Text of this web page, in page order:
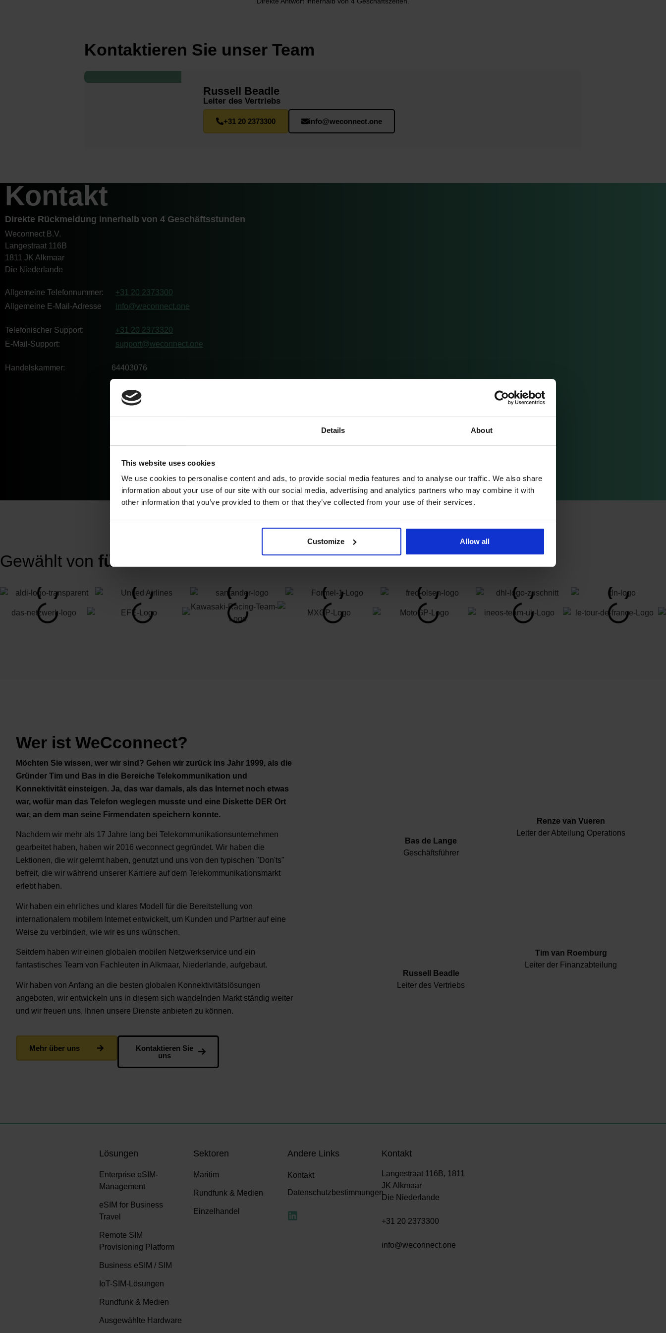
Details About
This website uses cookies
We use cookies to personalise content and ads, to provide social media features and to analyse our traffic. We also share
information about your use of our site with our social media, advertising and analytics partners who may combine it with
other information that you’ve provided to them or that they’ve collected from your use of their services.
Customize Allow all
Kontaktieren Sie unser Team
Russell Beadle
Leiter des Vertriebs
+31 20 2373300 info@weconnect.one
Kontakt
Direkte Rückmeldung innerhalb von 4 Geschäfts­stunden
Weconnect B.V.
Langestraat 116B
1811 JK Alkmaar
Die Niederlande
Allgemeine Telefonnummer:
+31 20 2373300
Allgemeine E-Mail-Adresse
info@weconnect.one
Telefonischer Support:
+31 20 2373320
E-Mail-Support:
support@weconnect.one
Handelskammer: 64403076
Gewählt von führenden Unternehmen
Wer ist WeCconnect?
Möchten Sie wissen, wer wir sind? Gehen wir zurück ins Jahr 1999, als die
Gründer Tim und Bas in die Bereiche Telekommunikation und
Konnektivität einsteigen. Ja, das war damals, als das Internet noch etwas
war, wofür man das Telefon weglegen musste und eine Diskette DER Ort
war, an dem man seine Firmendaten speichern konnte.
Nachdem wir mehr als 17 Jahre lang bei Telekommunikationsunternehmen
gearbeitet haben, haben wir 2016 weconnect gegründet. Wir haben die
Lektionen, die wir gelernt haben, genutzt und uns von den typischen "Don'ts"
befreit, die wir während unserer Karriere auf dem Telekommunikationsmarkt
erlebt haben.
Wir haben ein ehrliches und klares Modell für die Bereitstellung von
internationalem mobilem Internet entwickelt, um Kunden und Partner auf eine
Weise zu verbinden, wie wir es uns wünschen.
Seitdem haben wir einen globalen mobilen Netzwerkservice und ein
fantastisches Team von Fachleuten in Alkmaar, Niederlande, aufgebaut.
Wir haben von Anfang an die besten globalen Konnektivitätslösungen
angeboten, wir entwickeln uns in diesem sich wandelnden Markt ständig weiter
und wir freuen uns, Ihnen unsere Dienste anbieten zu können.
Mehr über uns
Kontaktieren Sie
uns
Bas de Lange
Geschäftsführer
Renze van Vueren
Leiter der Abteilung Operations
Russell Beadle
Leiter des Vertriebs
Tim van Roemburg
Leiter der Finanzabteilung
Lösungen
Enterprise eSIM-
Management
eSIM for Business
Travel
Remote SIM
Provisioning Platform
Business eSIM / SIM
IoT-SIM-Lösungen
Rundfunk & Medien
Ausgewählte Hardware
Sektoren
Maritim
Rundfunk & Medien
Einzelhandel
Andere Links
Kontakt
Datenschutzbestimmungen
Kontakt
Langestraat 116B, 1811
JK Alkmaar
Die Niederlande
+31 20 2373300
info@weconnect.one